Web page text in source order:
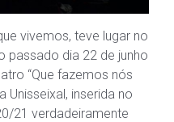
vivemos, teve lugar no
passado dia 22 de junho
“Que fazemos nós
Unisseixal, inserida no
21 verdadeiramente